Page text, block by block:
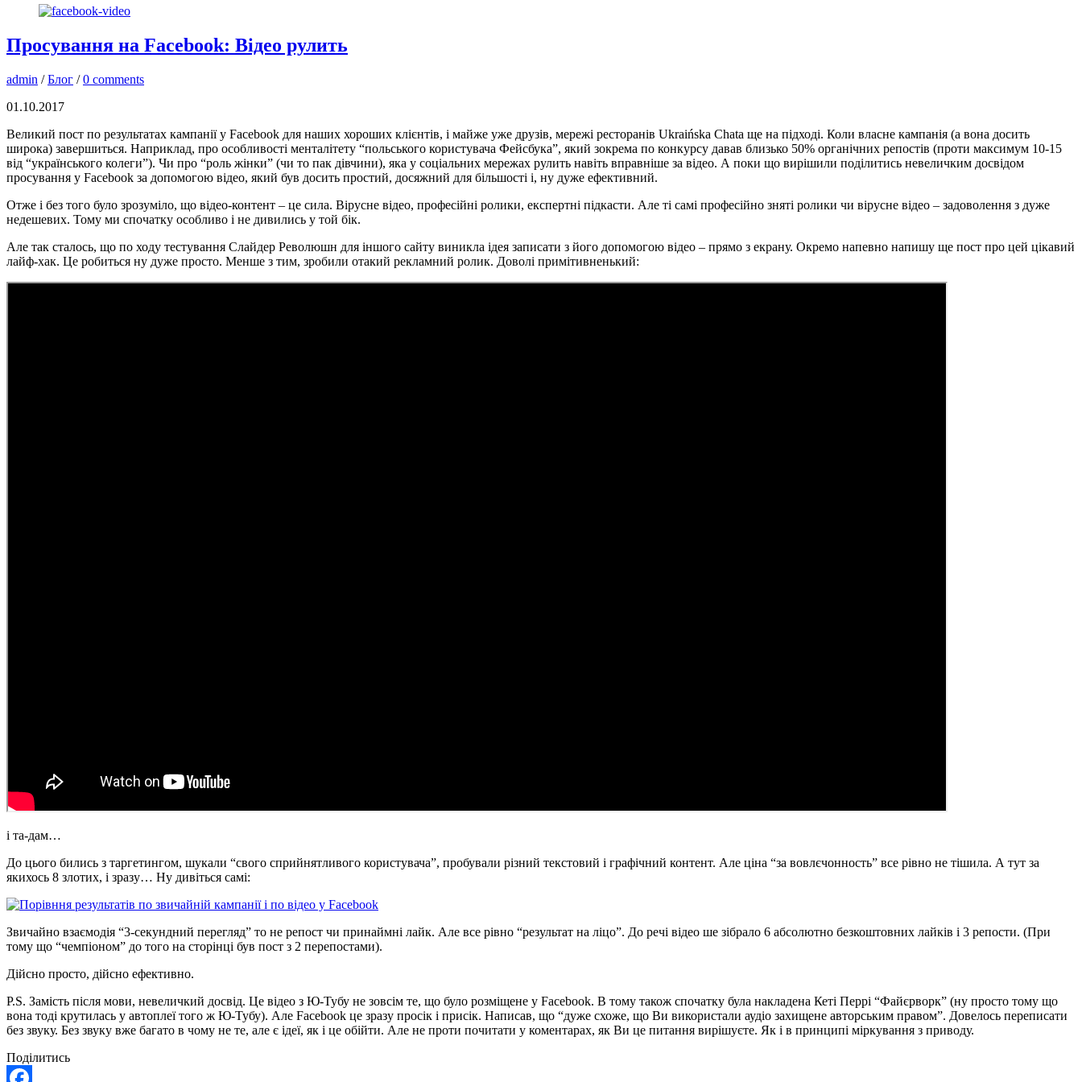
Просування на Facebook: Відео рулить
admin / Блог / 0 comments
01.10.2017
Великий пост по результатах кампанії у Facebook для наших хороших клієнтів, і майже уже друзів, мережі ресторанів Ukraińska Chata ще на підході. Коли власне кампанія (а вона досить
широка) завершиться. Наприклад, про особливості менталітету “польського користувача Фейсбука”, який зокрема по конкурсу давав близько 50% органічних репостів (проти максимум 10-15
від “українського колеги”). Чи про “роль жінки” (чи то пак дівчини), яка у соціальних мережах рулить навіть вправніше за відео. А поки що вирішили поділитись невеличким досвідом
просування у Facebook за допомогою відео, який був досить простий, досяжний для більшості і, ну дуже ефективний.
Отже і без того було зрозуміло, що відео-контент – це сила. Вірусне відео, професійні ролики, експертні підкасти. Але ті самі професійно зняті ролики чи вірусне відео – задоволення з дуже
недешевих. Тому ми спочатку особливо і не дивились у той бік.
Але так сталось, що по ходу тестування Слайдер Революшн для іншого сайту виникла ідея записати з його допомогою відео – прямо з екрану. Окремо напевно напишу ще пост про цей цікавий
лайф-хак. Це робиться ну дуже просто. Менше з тим, зробили отакий рекламний ролик. Доволі примітивненький:
і та-дам…
До цього бились з таргетингом, шукали “свого сприйнятливого користувача”, пробували різний текстовий і графічний контент. Але ціна “за вовлєчонность” все рівно не тішила. А тут за
якихось 8 злотих, і зразу… Ну дивіться самі:
Звичайно взаємодія “3-секундний перегляд” то не репост чи принаймні лайк. Але все рівно “результат на ліцо”. До речі відео ше зібрало 6 абсолютно безкоштовних лайків і 3 репости. (При
тому що “чемпіоном” до того на сторінці був пост з 2 перепостами).
Дійсно просто, дійсно ефективно.
P.S. Замість після мови, невеличкий досвід. Це відео з Ю-Тубу не зовсім те, що було розміщене у Facebook. В тому також спочатку була накладена Кеті Перрі “Файєрворк” (ну просто тому що
вона тоді крутилась у автоплеї того ж Ю-Тубу). Але Facebook це зразу просік і присік. Написав, що “дуже схоже, що Ви використали аудіо захищене авторським правом”. Довелось переписати
без звуку. Без звуку вже багато в чому не те, але є ідеї, як і це обійти. Але не проти почитати у коментарах, як Ви це питання вирішуєте. Як і в принципі міркування з приводу.
Поділитись